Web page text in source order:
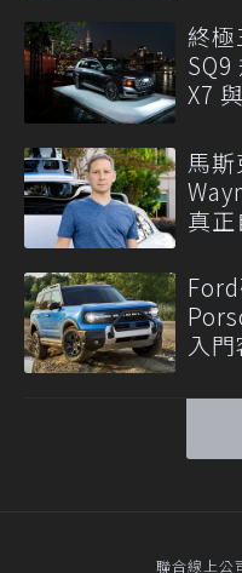
終
SQ9
X7
馬
真
入
聯合線上公